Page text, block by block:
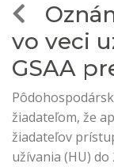
vo veci
GSAA
žiadateľom, že
žiadateľov
užívania (HU) do